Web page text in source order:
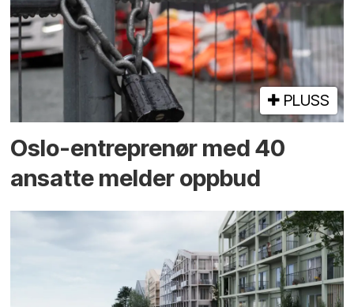
PLUSS
Oslo-entreprenør med 40
ansatte melder oppbud